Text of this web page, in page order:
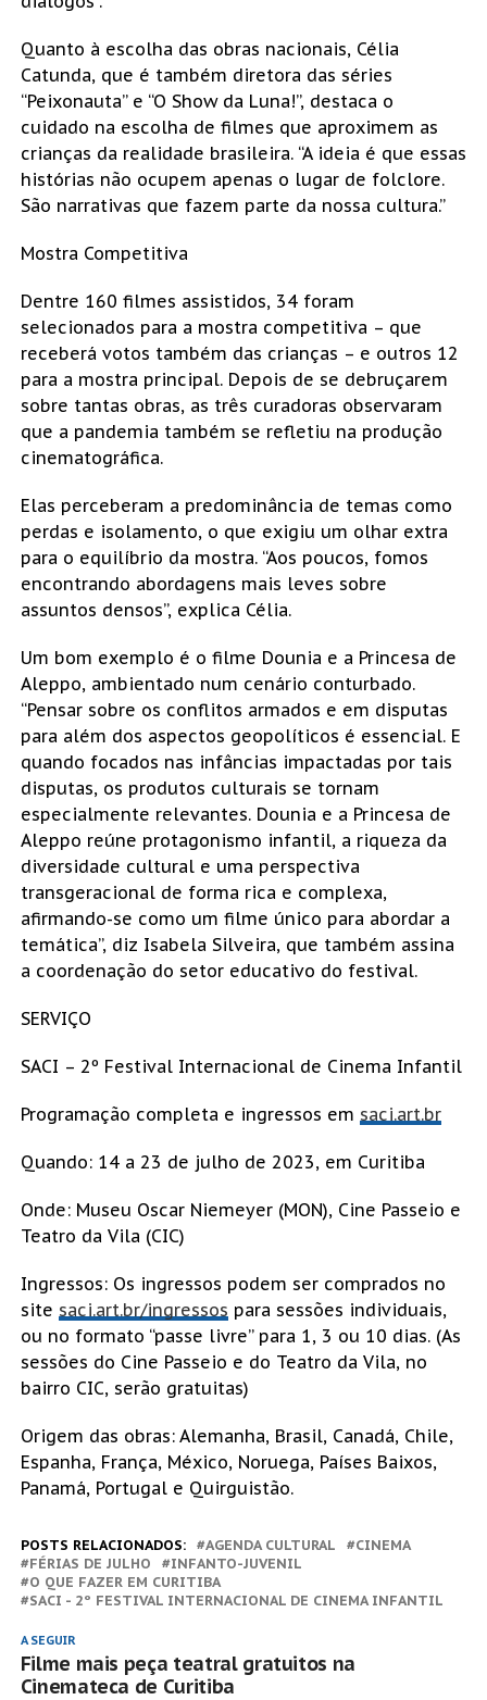
Quanto à escolha das obras nacionais, Célia
Catunda, que é também diretora das séries
“Peixonauta” e “O Show da Luna!”, destaca o
cuidado na escolha de filmes que aproximem as
crianças da realidade brasileira. “A ideia é que essas
histórias não ocupem apenas o lugar de folclore.
São narrativas que fazem parte da nossa cultura.”
Mostra Competitiva
Dentre 160 filmes assistidos, 34 foram
selecionados para a mostra competitiva – que
receberá votos também das crianças – e outros 12
para a mostra principal. Depois de se debruçarem
sobre tantas obras, as três curadoras observaram
que a pandemia também se refletiu na produção
cinematográfica.
Elas perceberam a predominância de temas como
perdas e isolamento, o que exigiu um olhar extra
para o equilíbrio da mostra. “Aos poucos, fomos
encontrando abordagens mais leves sobre
assuntos densos”, explica Célia.
Um bom exemplo é o filme Dounia e a Princesa de
Aleppo, ambientado num cenário conturbado.
“Pensar sobre os conflitos armados e em disputas
para além dos aspectos geopolíticos é essencial. E
quando focados nas infâncias impactadas por tais
disputas, os produtos culturais se tornam
especialmente relevantes. Dounia e a Princesa de
Aleppo reúne protagonismo infantil, a riqueza da
diversidade cultural e uma perspectiva
transgeracional de forma rica e complexa,
afirmando-se como um filme único para abordar a
temática”, diz Isabela Silveira, que também assina
a coordenação do setor educativo do festival.
SERVIÇO
SACI – 2º Festival Internacional de Cinema Infantil
Programação completa e ingressos em saci.art.br
Quando: 14 a 23 de julho de 2023, em Curitiba
Onde: Museu Oscar Niemeyer (MON), Cine Passeio e
Teatro da Vila (CIC)
Ingressos: Os ingressos podem ser comprados no
site saci.art.br/ingressos para sessões individuais,
ou no formato “passe livre” para 1, 3 ou 10 dias. (As
sessões do Cine Passeio e do Teatro da Vila, no
bairro CIC, serão gratuitas)
Origem das obras: Alemanha, Brasil, Canadá, Chile,
Espanha, França, México, Noruega, Países Baixos,
Panamá, Portugal e Quirguistão.
POSTS RELACIONADOS: AGENDA CULTURAL
CINEMA
FÉRIAS DE JULHO
INFANTO-JUVENIL
O QUE FAZER EM CURITIBA
SACI - 2º FESTIVAL INTERNACIONAL DE CINEMA INFANTIL
A SEGUIR
Filme mais peça teatral gratuitos na
Cinemateca de Curitiba